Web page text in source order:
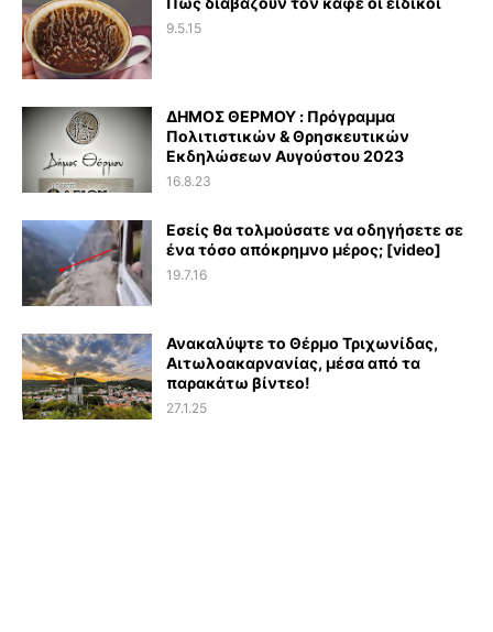
9.5.15
ΔΗΜΟΣ ΘΕΡΜΟΥ : Πρόγραμμα
Πολιτιστικών & Θρησκευτικών
Εκδηλώσεων Αυγούστου 2023
16.8.23
Εσείς θα τολμούσατε να οδηγήσετε σε
ένα τόσο απόκρημνο μέρος; [video]
19.7.16
Ανακαλύψτε το Θέρμο Τριχωνίδας,
Αιτωλοακαρνανίας, μέσα από τα
παρακάτω βίντεο!
27.1.25